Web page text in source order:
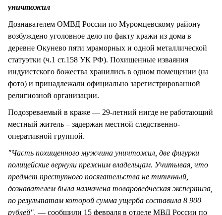
уничтожил
Дознавателем ОМВД России по Муромцевскому району
возбуждено уголовное дело по факту кражи из дома в
деревне Окунево пяти мраморных и одной металлической
статуэтки (ч.1 ст.158 УК РФ). Похищенные изваяния
индуистского божества хранились в одном помещении (на
фото) и принадлежали официально зарегистрированной
религиозной организации.
Подозреваемый в краже — 29-летний нигде не работающий
местный житель – задержан местной следственно-
оперативной группой.
"Часть похищенного мужчина уничтожил, две фигурки
полицейские вернули прежним владельцам. Учитывая, что
предмет преступного посягательства не типичный,
дознавателем была назначена товароведческая экспертиза,
по результатам которой сумма ущерба составила 8 900
рублей", — сообщили 15 февраля в отделе МВД России по